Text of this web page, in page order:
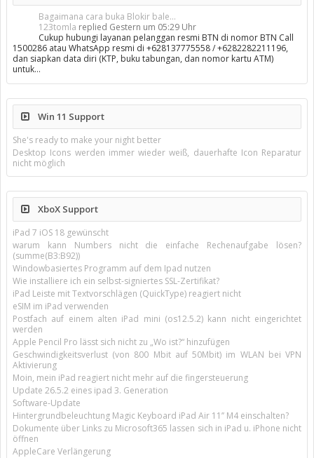
Bagaimana cara buka Blokir bale...
123tomla replied Gestern um 05:29 Uhr
Cukup hubungi layanan pelanggan resmi BTN di nomor BTN Call
1500286 atau WhatsApp resmi di +628137775558 / +6282282211196,
dan siapkan data diri (KTP, buku tabungan, dan nomor kartu ATM)
untuk…
Win 11 Support
She's ready to make your night better
Desktop Icons werden immer wieder weiß, dauerhafte Icon Reparatur
nicht möglich
XboX Support
iPad 7 iOS 18 gewünscht
warum kann Numbers nicht die einfache Rechenaufgabe lösen?
(summe(B3:B92))
Windowbasiertes Programm auf dem Ipad nutzen
Wie installiere ich ein selbst-signiertes SSL-Zertifikat?
iPad Leiste mit Textvorschlägen (QuickType) reagiert nicht
eSIM im iPad verwenden
Postfach auf einem alten iPad mini (os12.5.2) kann nicht eingerichtet
werden
Apple Pencil Pro lässt sich nicht zu „Wo ist?“ hinzufügen
Geschwindigkeitsverlust (von 800 Mbit auf 50Mbit) im WLAN bei VPN
Aktivierung
Moin, mein iPad reagiert nicht mehr auf die fingersteuerung
Update 26.5.2 eines ipad 3. Generation
Software-Update
Hintergrundbeleuchtung Magic Keyboard iPad Air 11’’ M4 einschalten?
Dokumente über Links zu Microsoft365 lassen sich in iPad u. iPhone nicht
öffnen
AppleCare Verlängerung